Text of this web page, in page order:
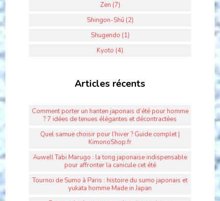
Zen (7)
Shingon-Shū (2)
Shugendo (1)
Kyoto (4)
Articles récents
Comment porter un hanten japonais d’été pour homme
? 7 idées de tenues élégantes et décontractées
Quel samue choisir pour l’hiver ? Guide complet |
KimonoShop.fr
Auwell Tabi Marugo : la tong japonaise indispensable
pour affronter la canicule cet été
Tournoi de Sumo à Paris : histoire du sumo japonais et
yukata homme Made in Japan